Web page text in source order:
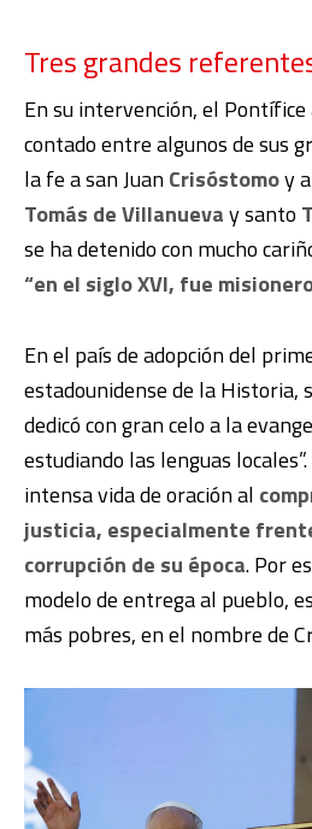
Tres grandes
En su intervención, el
contado entre algunos de sus
la fe a san JuanCrisóstomoy
Tomás de Villanuevay santo
se ha detenido con mucho
“en el siglo XVI, fue
En el país de adopción del
estadounidense de la Historia,
dedicó con gran celo a la
estudiando las lenguas
intensa vida de oración al
justicia, especialmente
corrupción de su época. Por
modelo de entrega al pueblo,
más pobres, en el nombre de